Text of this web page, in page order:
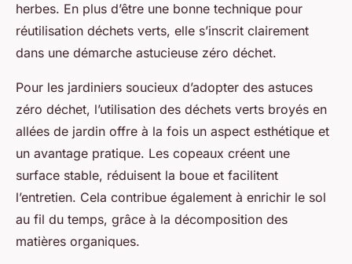
herbes. En plus d’être une bonne technique pour
réutilisation déchets verts, elle s’inscrit clairement
dans une démarche astucieuse zéro déchet.
Pour les jardiniers soucieux d’adopter des astuces
zéro déchet, l’utilisation des déchets verts broyés en
allées de jardin offre à la fois un aspect esthétique et
un avantage pratique. Les copeaux créent une
surface stable, réduisent la boue et facilitent
l’entretien. Cela contribue également à enrichir le sol
au fil du temps, grâce à la décomposition des
matières organiques.